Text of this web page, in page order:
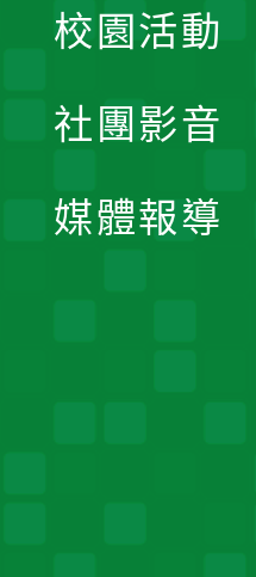
校園活動
社團影音
媒體報導